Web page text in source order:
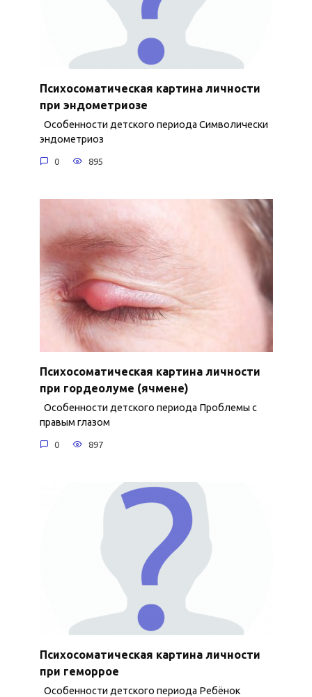
Психосоматическая картина личности
при эндометриозе
Особенности детского периода Символически
эндометриоз
0 895
Психосоматическая картина личности
при гордеолуме (ячмене)
Особенности детского периода Проблемы с
правым глазом
0 897
Психосоматическая картина личности
при геморрое
Особенности детского периода Ребёнок